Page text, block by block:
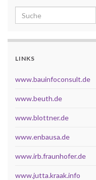
Search for:
LINKS
www.bauinfoconsult.de
www.beuth.de
www.blottner.de
www.enbausa.de
www.irb.fraunhofer.de
www.jutta.kraak.info